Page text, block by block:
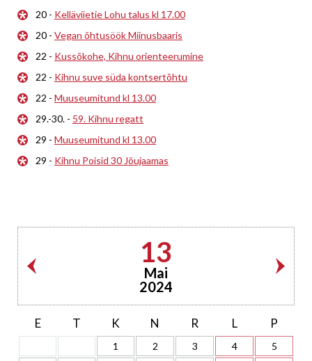
20 - Kelläviietie Lohu talus kl 17.00
20 - Vegan õhtusöök Miinusbaaris
22 - Kussõkohe, Kihnu orienteerumine
22 - Kihnu suve süda kontsertõhtu
22 - Muuseumitund kl 13.00
29.-30. - 59. Kihnu regatt
29 - Muuseumitund kl 13.00
29 - Kihnu Poisid 30 Jõujaamas
13
Mai
2024
E T K N R L P
1 2 3 4
5